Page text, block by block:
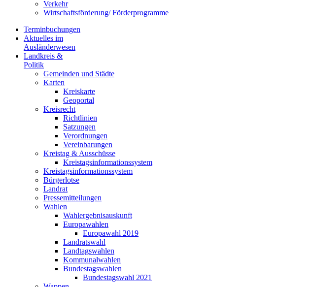
Verkehr
Wirtschaftsförderung/ Förderprogramme
Terminbuchungen
Aktuelles im
Ausländerwesen
Landkreis &
Politik
Gemeinden und Städte
Karten
Kreiskarte
Geoportal
Kreisrecht
Richtlinien
Satzungen
Verordnungen
Vereinbarungen
Kreistag & Ausschüsse
Kreistagsinformationssystem
Kreistagsinformationssystem
Bürgerlotse
Landrat
Pressemitteilungen
Wahlen
Wahlergebnisauskunft
Europawahlen
Europawahl 2019
Landratswahl
Landtagswahlen
Kommunalwahlen
Bundestagswahlen
Bundestagswahl 2021